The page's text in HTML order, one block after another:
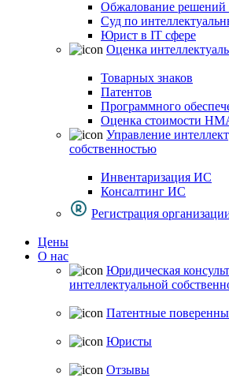
Обжалование
Суд по
Юрист в IT сфере
Оценка
Товарных знаков
Патентов
Программного
Оценка стоимости
Управление
собственностью
Инвентаризация ИС
Консалтинг ИС
Регистрация
Цены
О нас
Юридическая
интеллектуальной
Патентные
Юристы
Отзывы